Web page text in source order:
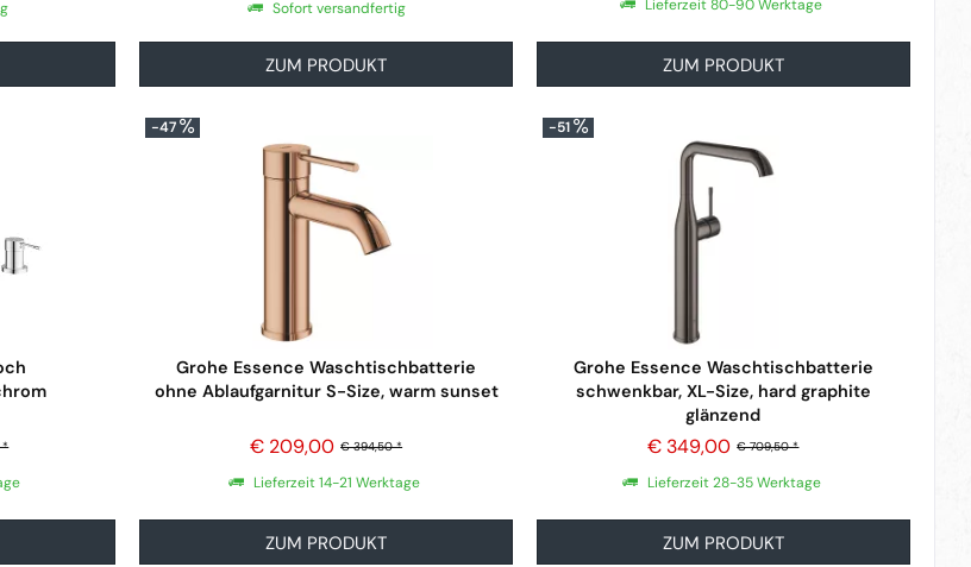
Sofort versandfertig
ZUM PRODUKT
Lieferzeit 80-90 Werktage
ZUM PRODUKT
*
-47
Grohe Essence Waschtischbatterie
ohne Ablaufgarnitur S-Size, warm sunset
€ 394,50 *
€ 209,00
Lieferzeit 14-21 Werktage
ZUM PRODUKT
-51
Grohe Essence Waschtischbatterie
schwenkbar, XL-Size, hard graphite
glänzend
€ 709,50 *
€ 349,00
Lieferzeit 28-35 Werktage
ZUM PRODUKT